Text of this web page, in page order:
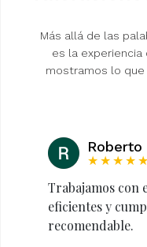
Más allá de las
es la
mostramos lo que
★★★★★
Trabajamos con
eficientes y
recomendable.